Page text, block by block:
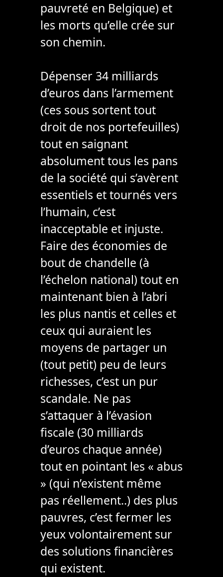
pauvreté en Belgique) et
les morts qu’elle crée sur
son chemin.
Dépenser 34 milliards
d’euros dans l’armement
(ces sous sortent tout
droit de nos portefeuilles)
tout en saignant
absolument tous les pans
de la société qui s’avèrent
essentiels et tournés vers
l’humain, c’est
inacceptable et injuste.
Faire des économies de
bout de chandelle (à
l’échelon national) tout en
maintenant bien à l’abri
les plus nantis et celles et
ceux qui auraient les
moyens de partager un
(tout petit) peu de leurs
richesses, c’est un pur
scandale. Ne pas
s’attaquer à l’évasion
fiscale (30 milliards
d’euros chaque année)
tout en pointant les « abus
» (qui n’existent même
pas réellement..) des plus
pauvres, c’est fermer les
yeux volontairement sur
des solutions financières
qui existent.